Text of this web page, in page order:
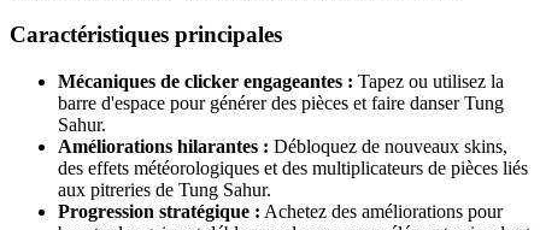
Caractéristiques principales
Mécaniques de clicker engageantes : Tapez ou utilisez la
barre d'espace pour générer des pièces et faire danser Tung
Sahur.
Améliorations hilarantes : Débloquez de nouveaux skins,
des effets météorologiques et des multiplicateurs de pièces liés
aux pitreries de Tung Sahur.
Progression stratégique : Achetez des améliorations pour